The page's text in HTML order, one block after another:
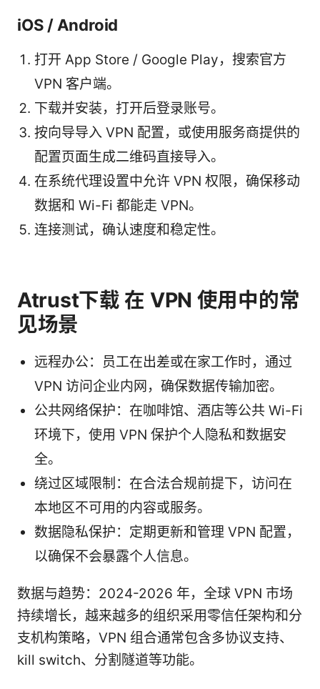
iOS / Android
打开 App Store / Google Play，搜索官方
VPN 客户端。
下载并安装，打开后登录账号。
按向导导入 VPN 配置，或使用服务商提供的
配置页面生成二维码直接导入。
在系统代理设置中允许 VPN 权限，确保移动
数据和 Wi-Fi 都能走 VPN。
连接测试，确认速度和稳定性。
Atrust下载 在 VPN 使用中的常
见场景
远程办公：员工在出差或在家工作时，通过
VPN 访问企业内网，确保数据传输加密。
公共网络保护：在咖啡馆、酒店等公共 Wi-Fi
环境下，使用 VPN 保护个人隐私和数据安
全。
绕过区域限制：在合法合规前提下，访问在
本地区不可用的内容或服务。
数据隐私保护：定期更新和管理 VPN 配置，
以确保不会暴露个人信息。
数据与趋势：2024-2026 年，全球 VPN 市场
持续增长，越来越多的组织采用零信任架构和分
支机构策略，VPN 组合通常包含多协议支持、
kill switch、分割隧道等功能。